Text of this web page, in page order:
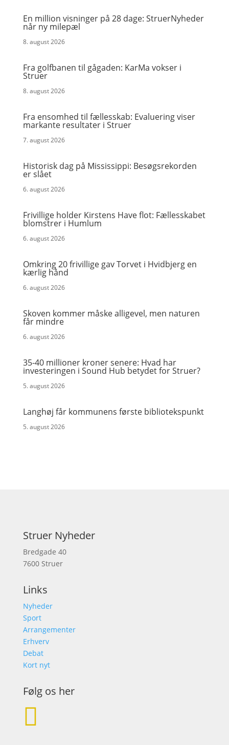
En million visninger på 28 dage: StruerNyheder
når ny milepæl
8. august 2026
Fra golfbanen til gågaden: KarMa vokser i
Struer
8. august 2026
Fra ensomhed til fællesskab: Evaluering viser
markante resultater i Struer
7. august 2026
Historisk dag på Mississippi: Besøgsrekorden
er slået
6. august 2026
Frivillige holder Kirstens Have flot: Fællesskabet
blomstrer i Humlum
6. august 2026
Omkring 20 frivillige gav Torvet i Hvidbjerg en
kærlig hånd
6. august 2026
Skoven kommer måske alligevel, men naturen
får mindre
6. august 2026
35-40 millioner kroner senere: Hvad har
investeringen i Sound Hub betydet for Struer?
5. august 2026
Langhøj får kommunens første bibliotekspunkt
5. august 2026
Struer Nyheder
Bredgade 40
7600 Struer
Links
Nyheder
Sport
Arrangementer
Erhverv
Debat
Kort nyt
Følg os her
